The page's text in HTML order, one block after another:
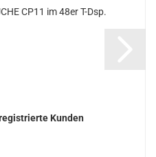
CP11 im 48er T-Dsp.
Kunden